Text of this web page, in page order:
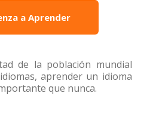
a Aprender
de la población mundial
aprender un idioma
que nunca.